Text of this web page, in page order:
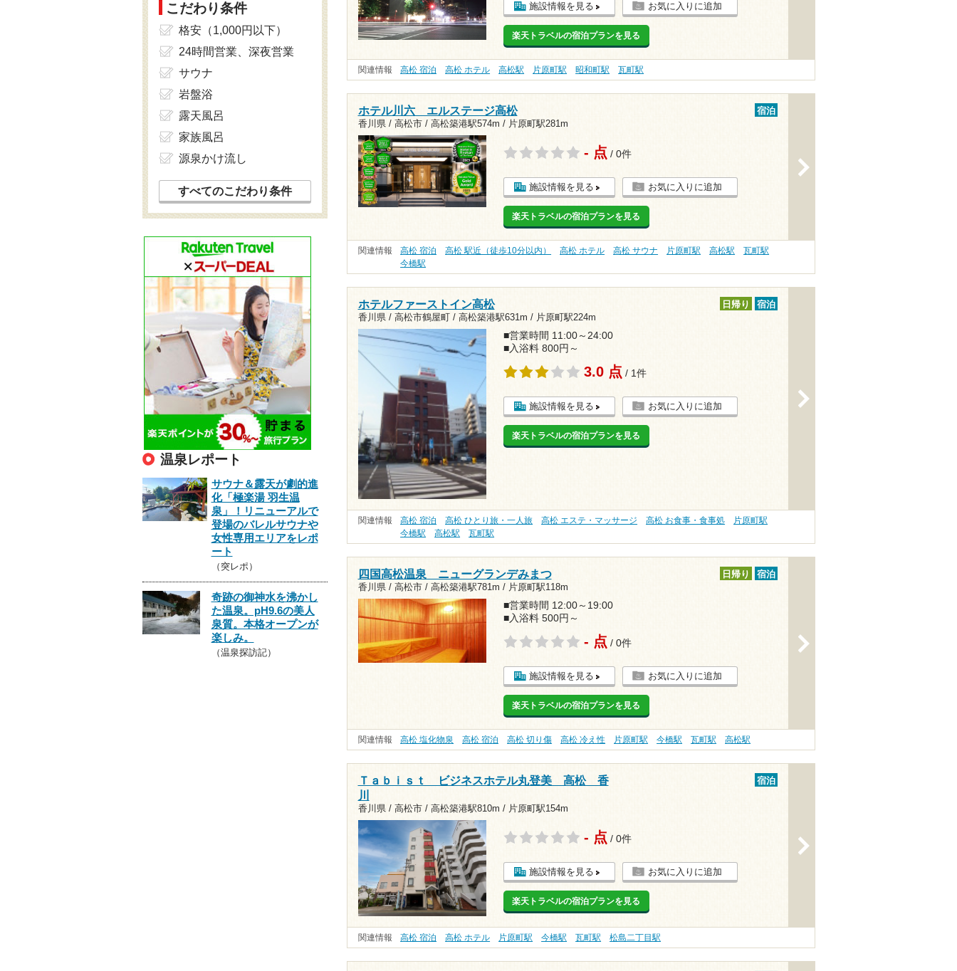
施設情報を見る お気に入りに追加
楽天トラベルの宿泊プランを見る
関連情報 高松 宿泊 高松 ホテル 高松駅 片原町駅 昭和町駅 瓦町駅
ホテル川六 エルステージ高松
香川県 / 高松市 / 高松築港駅574m / 片原町駅281m
宿泊
- 点 / 0件
施設情報を見る お気に入りに追加
楽天トラベルの宿泊プランを見る
関連情報 高松 宿泊 高松 駅近（徒歩10分以内） 高松 ホテル 高松 サウナ 片原町駅 高松駅
瓦町駅
今橋駅
ホテルファーストイン高松
香川県 / 高松市鶴屋町 / 高松築港駅631m / 片原町駅224m
日帰り 宿泊
■営業時間 11:00～24:00
■入浴料 800円～
3.0 点 / 1件
施設情報を見る お気に入りに追加
楽天トラベルの宿泊プランを見る
関連情報 高松 宿泊 高松 ひとり旅・一人旅 高松 エステ・マッサージ 高松 お食事・食事処
片原町駅
今橋駅
高松駅 瓦町駅
四国高松温泉 ニューグランデみまつ
香川県 / 高松市 / 高松築港駅781m / 片原町駅118m
日帰り 宿泊
■営業時間 12:00～19:00
■入浴料 500円～
- 点 / 0件
施設情報を見る お気に入りに追加
楽天トラベルの宿泊プランを見る
関連情報 高松 塩化物泉 高松 宿泊 高松 切り傷 高松 冷え性 片原町駅 今橋駅 瓦町駅 高松駅
Ｔａｂｉｓｔ ビジネスホテル丸登美 高松 香
川
香川県 / 高松市 / 高松築港駅810m / 片原町駅154m
宿泊
- 点 / 0件
施設情報を見る お気に入りに追加
楽天トラベルの宿泊プランを見る
関連情報 高松 宿泊 高松 ホテル 片原町駅 今橋駅 瓦町駅 松島二丁目駅
こだわり条件
格安（1,000円以下）
24時間営業、深夜営業
サウナ
岩盤浴
露天風呂
家族風呂
源泉かけ流し
すべてのこだわり条件
温泉レポート
サウナ＆露天が劇的進
化「極楽湯 羽生温
泉」！リニューアルで
登場のバレルサウナや
女性専用エリアをレポ
ート
（突レポ）
奇跡の御神水を沸かし
た温泉。pH9.6の美人
泉質。本格オープンが
楽しみ。
（温泉探訪記）